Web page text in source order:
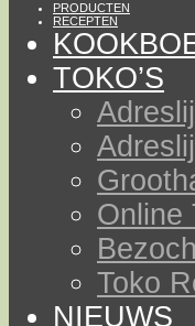
PRODUCTEN
RECEPTEN
TOKO’S
Online
Toko
NIEUWS